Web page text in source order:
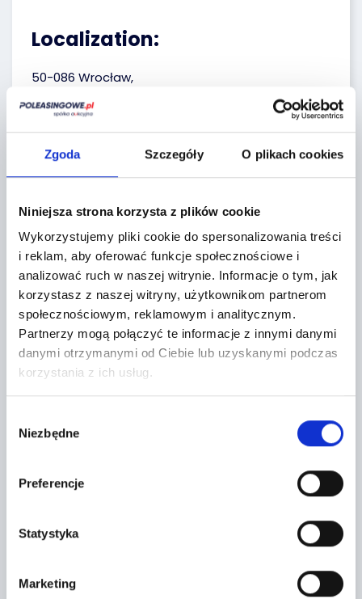
Zgoda Szczegóły O plikach cookies
Niniejsza strona korzysta z plików cookie
Wykorzystujemy pliki cookie do spersonalizowania treści
i reklam, aby oferować funkcje społecznościowe i
analizować ruch w naszej witrynie. Informacje o tym, jak
korzystasz z naszej witryny, użytkownikom partnerom
społecznościowym, reklamowym i analitycznym.
Partnerzy mogą połączyć te informacje z innymi danymi
danymi otrzymanymi od Ciebie lub uzyskanymi podczas
korzystania z ich usług.
zgody
Niezbędne
Preferencje
Statystyka
Marketing
Localization:
50-086 Wrocław,
+
−